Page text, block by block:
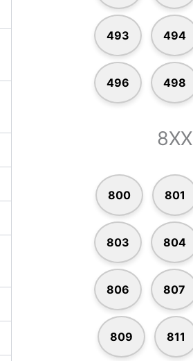
493 494
496 498
8XX
800 801
803 804
806 807
809 811